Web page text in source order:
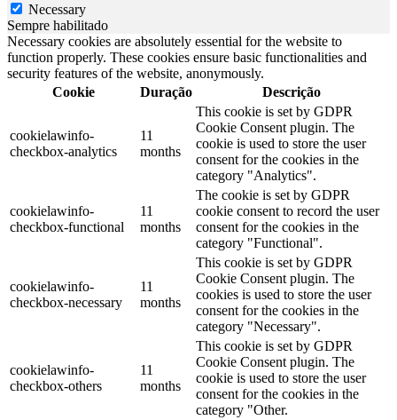
Necessary
Sempre habilitado
Necessary cookies are absolutely essential for the website to
function properly. These cookies ensure basic functionalities and
security features of the website, anonymously.
Cookie
Duração Descrição
cookielawinfo-
checkbox-analytics
11
months
This cookie is set by GDPR
Cookie Consent plugin. The
cookie is used to store the user
consent for the cookies in the
category "Analytics".
cookielawinfo-
checkbox-functional
11
months
The cookie is set by GDPR
cookie consent to record the user
consent for the cookies in the
category "Functional".
cookielawinfo-
checkbox-necessary
11
months
This cookie is set by GDPR
Cookie Consent plugin. The
cookies is used to store the user
consent for the cookies in the
category "Necessary".
cookielawinfo-
checkbox-others
11
months
This cookie is set by GDPR
Cookie Consent plugin. The
cookie is used to store the user
consent for the cookies in the
category "Other.